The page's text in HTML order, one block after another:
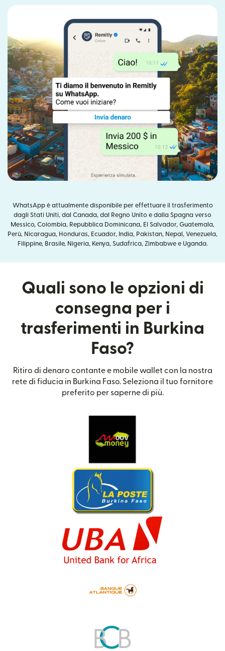
WhatsApp è attualmente disponibile per effettuare il trasferimento
dagli Stati Uniti, dal Canada, dal Regno Unito e dalla Spagna verso
Messico, Colombia, Repubblica Dominicana, El Salvador, Guatemala,
Perù, Nicaragua, Honduras, Ecuador, India, Pakistan, Nepal, Venezuela,
Filippine, Brasile, Nigeria, Kenya, Sudafrica, Zimbabwe e Uganda.
Quali sono le opzioni di
consegna per i
trasferimenti in Burkina
Faso?
Ritiro di denaro contante e mobile wallet con la nostra
rete di fiducia in Burkina Faso. Seleziona il tuo fornitore
preferito per saperne di più.